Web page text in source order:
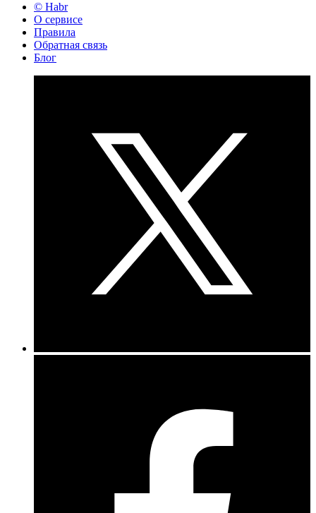
© Habr
О сервисе
Правила
Обратная связь
Блог